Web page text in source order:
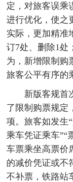
定，对旅客误乘
进行优化，使之
实际，更加精准
订7处、删除1处
为，新增限制购
旅客公平有序的
新版客规首
了限制购票规定
项。旅客如发生
乘车凭证乘车”“
车票乘坐高票价
的减价凭证或不
不补票，铁路站